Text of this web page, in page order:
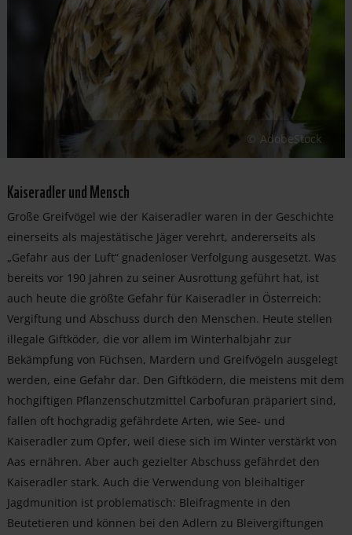
AdobeStock
Kaiseradler und Mensch
Große Greifvögel wie der Kaiseradler waren in der Geschichte
einerseits als majestätische Jäger verehrt, andererseits als
„Gefahr aus der Luft“ gnadenloser Verfolgung ausgesetzt. Was
bereits vor 190 Jahren zu seiner Ausrottung geführt hat, ist
auch heute die größte Gefahr für Kaiseradler in Österreich:
Vergiftung und Abschuss durch den Menschen. Heute stellen
illegale Giftköder, die vor allem im Winterhalbjahr zur
Bekämpfung von Füchsen, Mardern und Greifvögeln ausgelegt
werden, eine Gefahr dar. Den Giftködern, die meistens mit dem
hochgiftigen Pflanzenschutzmittel Carbofuran präpariert sind,
fallen oft hochgradig gefährdete Arten, wie See- und
Kaiseradler zum Opfer, weil diese sich im Winter verstärkt von
Aas ernähren. Aber auch gezielter Abschuss gefährdet den
Kaiseradler stark. Auch die Verwendung von bleihaltiger
Jagdmunition ist problematisch: Bleifragmente in den
Beutetieren und können bei den Adlern zu Bleivergiftungen